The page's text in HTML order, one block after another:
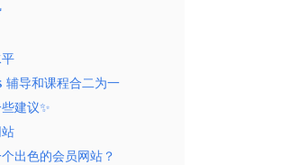
导和课程合二为一
建议✨
出色的会员网站？